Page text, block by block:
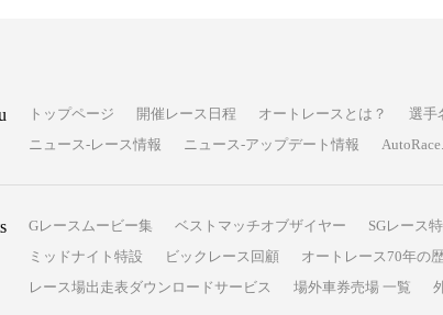
トップページ 開催レース日程 オートレースとは？ 選手
ニュース-レース情報
ニュース-アップデート情報
Gレースムービー集 ベストマッチオブザイヤー SGレース
ミッドナイト特設
ビックレース回顧 オートレース70年の
レース場出走表ダウンロードサービス
場外車券売場 一覧